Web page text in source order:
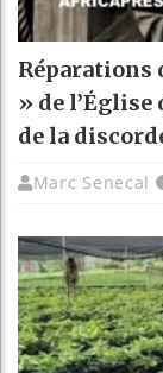
Réparations
» de
de la
Marc Senecal